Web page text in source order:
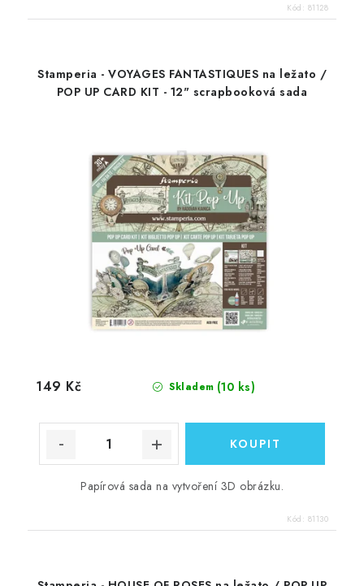
Kód: 81128
Stamperia - VOYAGES FANTASTIQUES na ležato /
POP UP CARD KIT - 12" scrapbooková sada
Skladem (10 ks)
149 Kč
Papírová sada na vytvoření 3D obrázku.
Kód: 81130